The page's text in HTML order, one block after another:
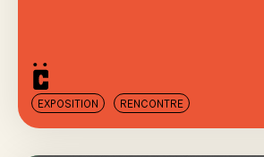
EXPOSITION RENCONTRE